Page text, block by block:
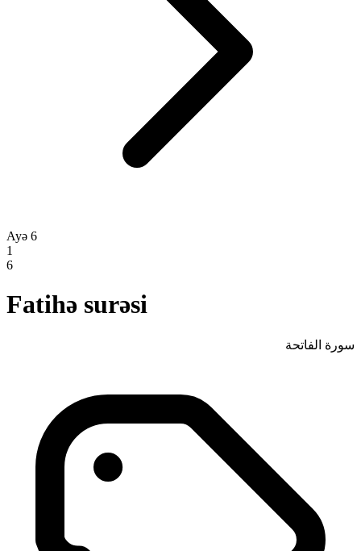
Ayə 6
1
6
Fatihə surəsi
سورة الفاتحة